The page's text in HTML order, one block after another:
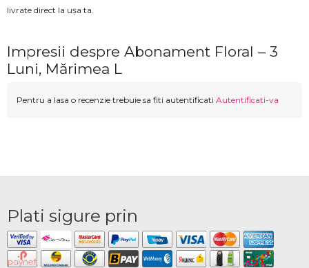
livrate direct la ușa ta.
Impresii despre Abonament Floral – 3
Luni, Mărimea L
Pentru a lasa o recenzie trebuie sa fiti autentificati Autentificati-va
Plati sigure prin